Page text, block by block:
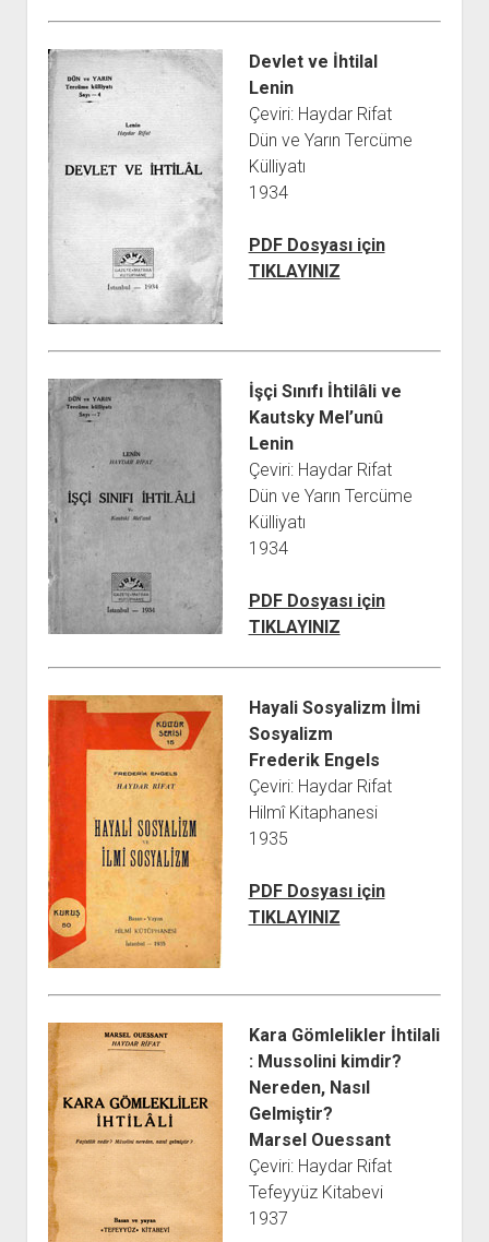
Devlet ve İhtilal
Lenin
Çeviri: Haydar Rifat
Dün ve Yarın Tercüme
Külliyatı
1934
PDF Dosyası için
TIKLAYINIZ
İşçi Sınıfı İhtilâli ve
Kautsky Mel’unû
Lenin
Çeviri: Haydar Rifat
Dün ve Yarın Tercüme
Külliyatı
1934
PDF Dosyası için
TIKLAYINIZ
Hayali Sosyalizm İlmi
Sosyalizm
Frederik Engels
Çeviri: Haydar Rifat
Hilmî Kitaphanesi
1935
PDF Dosyası için
TIKLAYINIZ
Kara Gömlelikler İhtilali
: Mussolini kimdir?
Nereden, Nasıl
Gelmiştir?
Marsel Ouessant
Çeviri: Haydar Rifat
Tefeyyüz Kitabevi
1937